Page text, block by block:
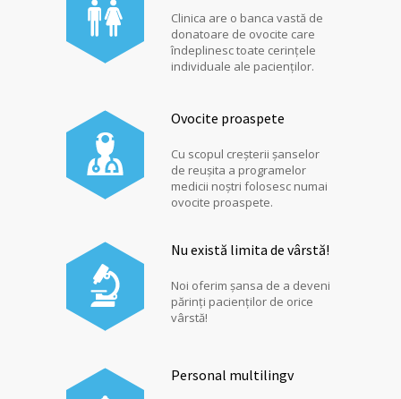
Clinica are o banca vastă de
donatoare de ovocite care
îndeplinesc toate cerințele
individuale ale pacienților.
Ovocite proaspete
Cu scopul creșterii șanselor
de reușita a programelor
medicii noștri folosesc numai
ovocite proaspete.
Nu există limita de vârstă!
Noi oferim șansa de a deveni
părinți pacienților de orice
vârstă!
Personal multilingv